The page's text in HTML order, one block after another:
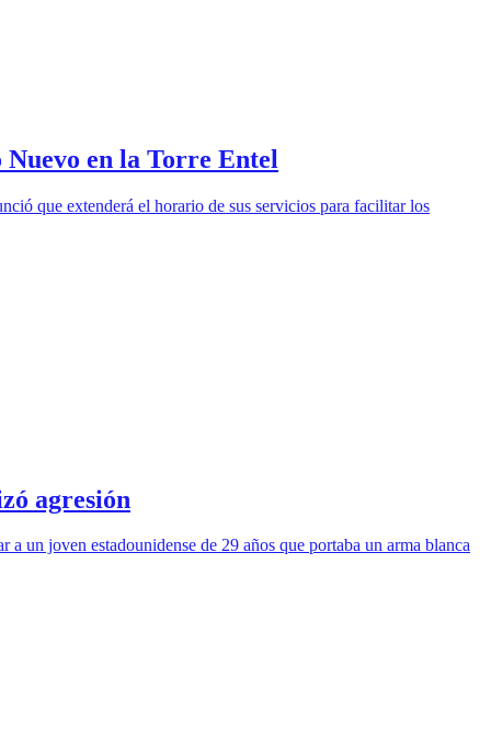
en la Torre Entel
que extenderá el horario de sus servicios para facilitar los
agresión
un joven estadounidense de 29 años que portaba un arma blanca